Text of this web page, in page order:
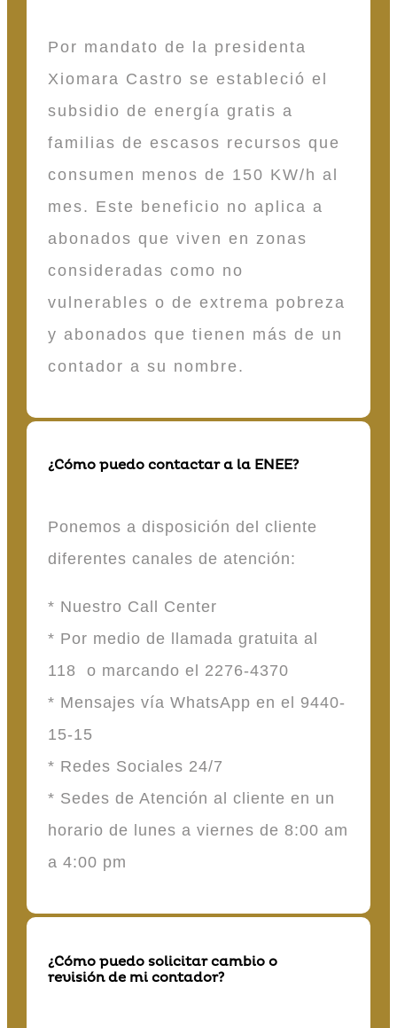
Por mandato de la presidenta
Xiomara Castro se estableció el
subsidio de energía gratis a
familias de escasos recursos que
consumen menos de 150 KW/h al
mes. Este beneficio no aplica a
abonados que viven en zonas
consideradas como no
vulnerables o de extrema pobreza
y abonados que tienen más de un
contador a su nombre.
¿Cómo puedo contactar a la ENEE?
Ponemos a disposición del cliente
diferentes canales de atención:
* Nuestro Call Center
* Por medio de llamada gratuita al
118 o marcando el 2276-4370
* Mensajes vía WhatsApp en el 9440-
15-15
* Redes Sociales 24/7
* Sedes de Atención al cliente en un
horario de lunes a viernes de 8:00 am
a 4:00 pm
¿Cómo puedo solicitar cambio o
revisión de mi contador?